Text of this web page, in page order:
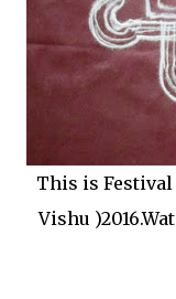
This is Festival
Vishu